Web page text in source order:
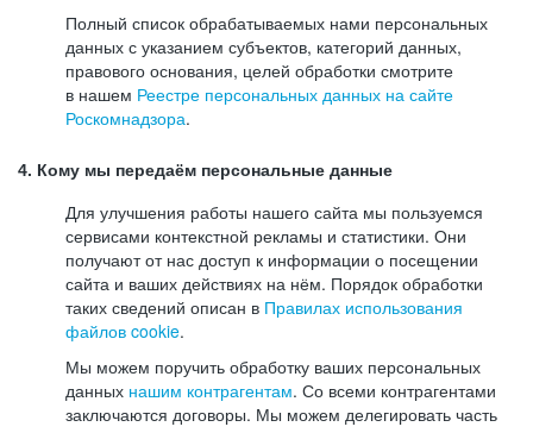
Полный список обрабатываемых нами персональных
данных с указанием субъектов, категорий данных,
правового основания, целей обработки смотрите
в нашем Реестре персональных данных на сайте
Роскомнадзора.
4. Кому мы передаём персональные данные
Для улучшения работы нашего сайта мы пользуемся
сервисами контекстной рекламы и статистики. Они
получают от нас доступ к информации о посещении
сайта и ваших действиях на нём. Порядок обработки
таких сведений описан в Правилах использования
файлов cookie.
Мы можем поручить обработку ваших персональных
данных нашим контрагентам. Со всеми контрагентами
заключаются договоры. Мы можем делегировать часть